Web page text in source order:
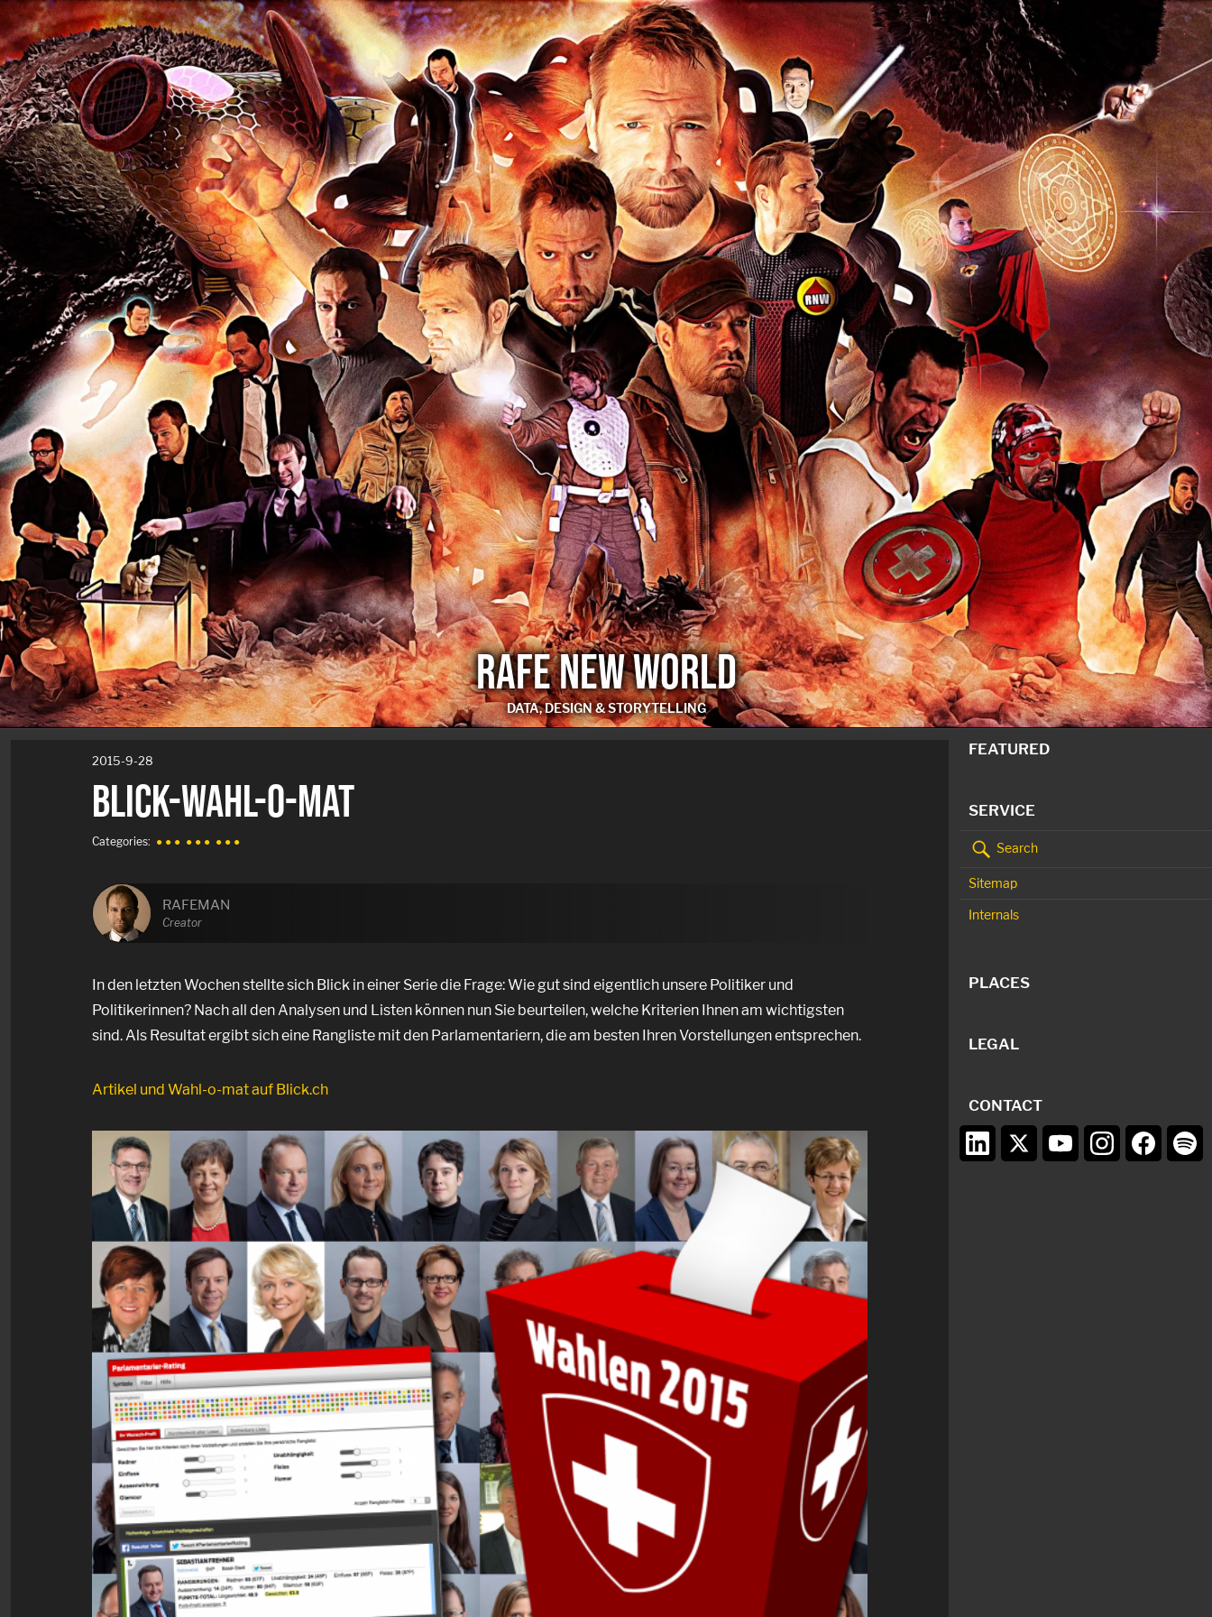
RAFE NEW WORLD
DATA, DESIGN & STORYTELLING
RAFE NEW WORLD
2015-9-28
BLICK-WAHL-O-MAT
Categories: ● ● ● ● ● ● ● ● ●
RAFEMAN
Creator
In den letzten Wochen stellte sich Blick in einer Serie die Frage: Wie gut sind eigentlich unsere Politiker und
Politikerinnen? Nach all den Analysen und Listen können nun Sie beurteilen, welche Kriterien Ihnen am wichtigsten
sind. Als Resultat ergibt sich eine Rangliste mit den Parlamentariern, die am besten Ihren Vorstellungen entsprechen.
Artikel und Wahl-o-mat auf Blick.ch
FEATURED
SERVICE
Search
Sitemap
Internals
PLACES
LEGAL
CONTACT